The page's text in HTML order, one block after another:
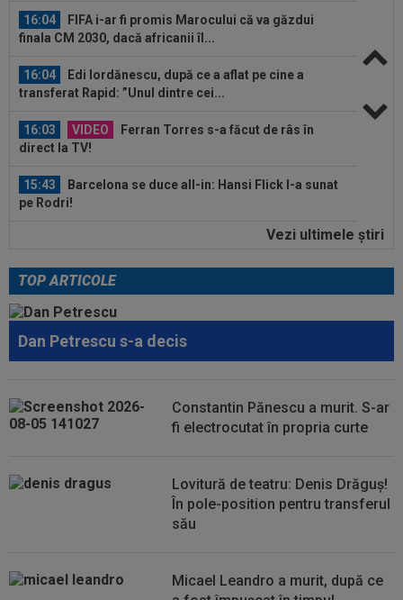
16:04
FIFA i-ar fi promis Marocului că va găzdui
finala CM 2030, dacă africanii îl...
16:04
Edi Iordănescu, după ce a aflat pe cine a
transferat Rapid: ”Unul dintre cei...
16:03 VIDEO
Ferran Torres s-a făcut de râs în
direct la TV!
15:43
Barcelona se duce all-in: Hansi Flick l-a sunat
pe Rodri!
KuPS - Universitatea Craiova Live Video, joi, 6
16:36 EXCLUSIV
Marea problemă a Universității
Craiova la meciul cu KuPS, din Europa League...
16:30 EXCLUSIV
ADIO, FCSB? A spus-o fără
16:17
Au plusat! Între Real Madrid și Arsenal, Vinicius
Junior a ales și semnează...
finala CM 2030, dacă africanii îl...
Edi Iordănescu, după ce a aflat pe cine a
transferat Rapid: ”Unul dintre cei...
Vezi ultimele ştiri
TOP ARTICOLE
Dan Petrescu s-a decis
Constantin Pănescu a murit. S-ar
fi electrocutat în propria curte
Lovitură de teatru: Denis Drăguș!
În pole-position pentru transferul
său
Micael Leandro a murit, după ce